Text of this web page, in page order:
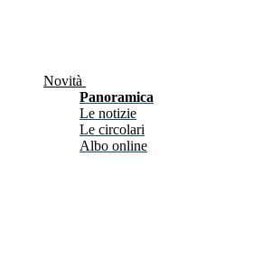
Novità
Panoramica
Le notizie
Le circolari
Albo online